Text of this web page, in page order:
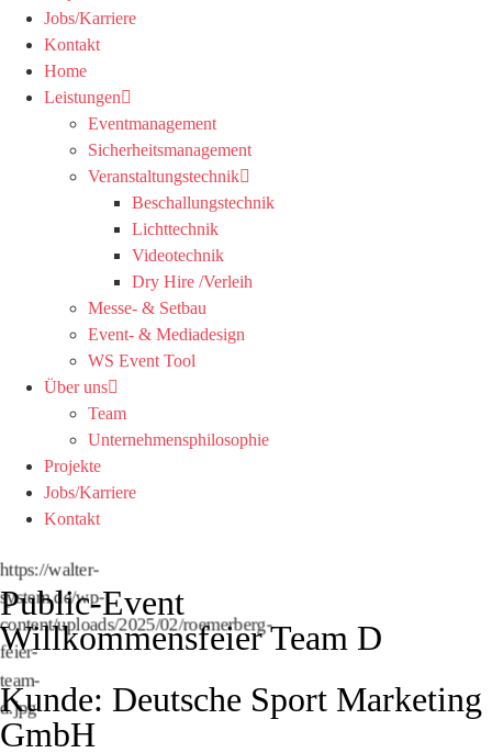
Jobs/Karriere
Kontakt
Home
Leistungen
Eventmanagement
Sicherheitsmanagement
Veranstaltungstechnik
Beschallungstechnik
Lichttechnik
Videotechnik
Dry Hire /Verleih
Messe- & Setbau
Event- & Mediadesign
WS Event Tool
Über uns
Team
Unternehmensphilosophie
Projekte
Jobs/Karriere
Kontakt
https://walter-
system.de/wp-
content/uploads/2025/02/roemerberg-
feier-
team-
d.jpg
Public-Event
Willkommensfeier Team D
Kunde: Deutsche Sport Marketing
GmbH